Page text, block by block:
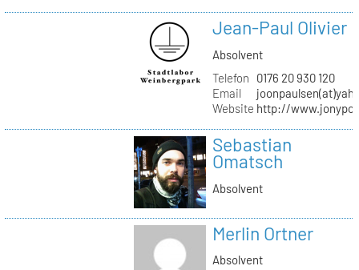
Jean-Paul Olivier
Absolvent
Telefon
0176 20 930 120
Email
Website http://
Sebastian
Omatsch
Absolvent
Merlin Ortner
Absolvent